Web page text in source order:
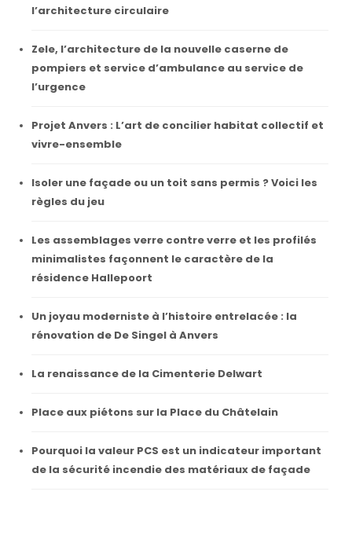
l’architecture circulaire
Zele, l’architecture de la nouvelle caserne de
pompiers et service d’ambulance au service de
l’urgence
Projet Anvers : L’art de concilier habitat collectif et
vivre-ensemble
Isoler une façade ou un toit sans permis ? Voici les
règles du jeu
Les assemblages verre contre verre et les profilés
minimalistes façonnent le caractère de la
résidence Hallepoort
Un joyau moderniste à l’histoire entrelacée : la
rénovation de De Singel à Anvers
La renaissance de la Cimenterie Delwart
Place aux piétons sur la Place du Châtelain
Pourquoi la valeur PCS est un indicateur important
de la sécurité incendie des matériaux de façade